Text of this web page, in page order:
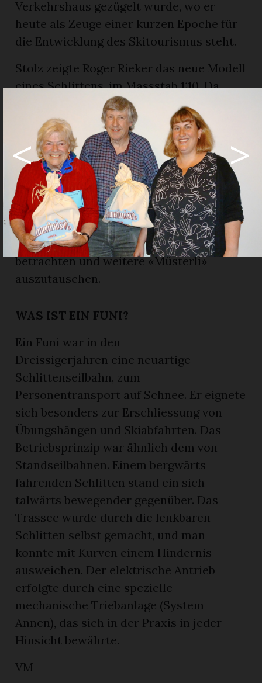
Verkehrshaus gezügelt wurde, wo er
heute als Zeuge einer kurzen Epoche für
die Entwicklung des Skitourismus steht.
Stolz zeigte Roger Rieker das neue Modell
eines Schlittens, im Massstab 1:10. Da
keine Pläne mehr existierten, wurde der
Schlitten Nr.1, der noch auf der Terrasse
des Hotel-Restaurants Hornfluh steht,
haargenau ausgemessen, damit er bis ins
Detail nachgebaut werden konnte.
Nachdem Vorstandsmitglied Daniela
Kübli den offiziellen Teil beendet hatte,
nahmen viele die Gelegenheit wahr, die
ausgestellten Zeitdokumente zu
betrachten und weitere «Müsterli»
auszutauschen.
WAS IST EIN FUNI?
Ein Funi war in den
Dreissigerjahren eine neuartige
Schlittenseilbahn, zum
Personentransport auf Schnee. Er eignete
sich besonders zur Erschliessung von
Übungshängen und Skiabfahrten. Das
Betriebsprinzip war ähnlich dem von
Standseilbahnen. Einem bergwärts
fahrenden Schlitten stand ein sich
talwärts bewegender gegenüber. Das
Trassee wurde durch die lenkbaren
Schlitten selbst gemacht, und man
konnte mit Kurven einem Hindernis
ausweichen. Der elektrische Antrieb
erfolgte durch eine spezielle
mechanische Triebanlage (System
Annen), das sich in der Praxis in jeder
Hinsicht bewährte.
VM
< >